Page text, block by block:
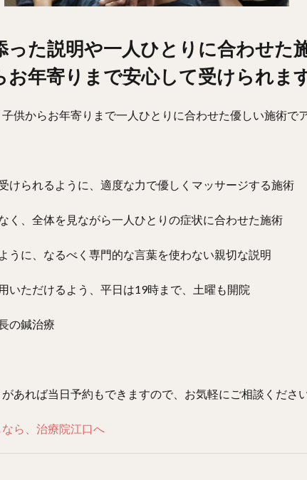
った説明や一人ひとりに合わせた
年寄りまで安心して受けられます
供からお年寄りまで一人ひとりに合わせた優しい施術で
けられるように、適度な力で優しくマッサージする施術
く、全体を見ながら一人ひとりの症状に合わせた施術
うに、なるべく専門的な言葉を使わない親切な説明
いただけるよう、平日は19時まで、土曜も開院
の鍼治療
あれば当日予約もできますので、お気軽にご相談ください
ら、治療院江口へ